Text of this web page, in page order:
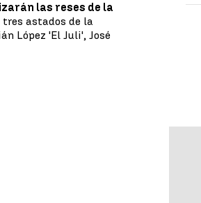
las reses de la
tres astados de la
López 'El Juli', José